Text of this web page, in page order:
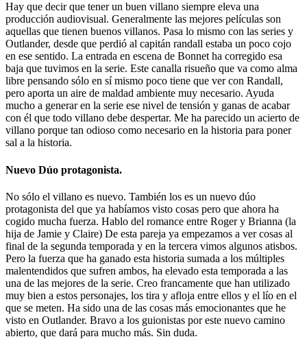
Hay que decir que tener un buen villano siempre eleva una
producción audiovisual. Generalmente las mejores películas son
aquellas que tienen buenos villanos. Pasa lo mismo con las series y
Outlander, desde que perdió al capitán randall estaba un poco cojo
en ese sentido. La entrada en escena de Bonnet ha corregido esa
baja que tuvimos en la serie. Este canalla risueño que va como alma
libre pensando sólo en sí mismo poco tiene que ver con Randall,
pero aporta un aire de maldad ambiente muy necesario. Ayuda
mucho a generar en la serie ese nivel de tensión y ganas de acabar
con él que todo villano debe despertar. Me ha parecido un acierto de
villano porque tan odioso como necesario en la historia para poner
sal a la historia.
Nuevo Dúo protagonista.
No sólo el villano es nuevo. También los es un nuevo dúo
protagonista del que ya habíamos visto cosas pero que ahora ha
cogido mucha fuerza. Hablo del romance entre Roger y Brianna (la
hija de Jamie y Claire) De esta pareja ya empezamos a ver cosas al
final de la segunda temporada y en la tercera vimos algunos atisbos.
Pero la fuerza que ha ganado esta historia sumada a los múltiples
malentendidos que sufren ambos, ha elevado esta temporada a las
una de las mejores de la serie. Creo francamente que han utilizado
muy bien a estos personajes, los tira y afloja entre ellos y el lío en el
que se meten. Ha sido una de las cosas más emocionantes que he
visto en Outlander. Bravo a los guionistas por este nuevo camino
abierto, que dará para mucho más. Sin duda.